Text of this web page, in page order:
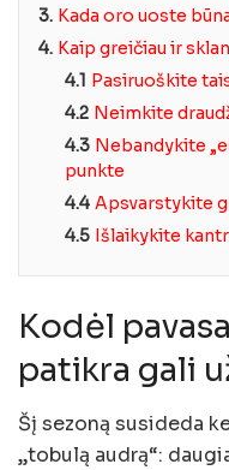
3. Kada oro uoste
4. Kaip greičiau ir
4.1 Pasiruoškite
4.2 Neimkite
4.3 Nebandykite
punkte
4.4 Apsvarstykite
4.5 Išlaikykite
Kodėl
patikra gali
Šį sezoną susideda
„tobulą audrą“: